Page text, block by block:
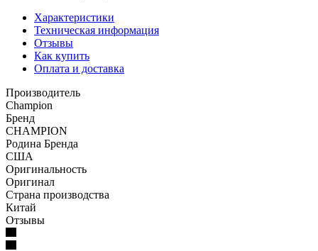
Характеристики
Техническая информация
Отзывы
Как купить
Оплата и доставка
Производитель
Champion
Бренд
CHAMPION
Родина Бренда
США
Оригинальность
Оригинал
Страна производства
Китай
Отзывы